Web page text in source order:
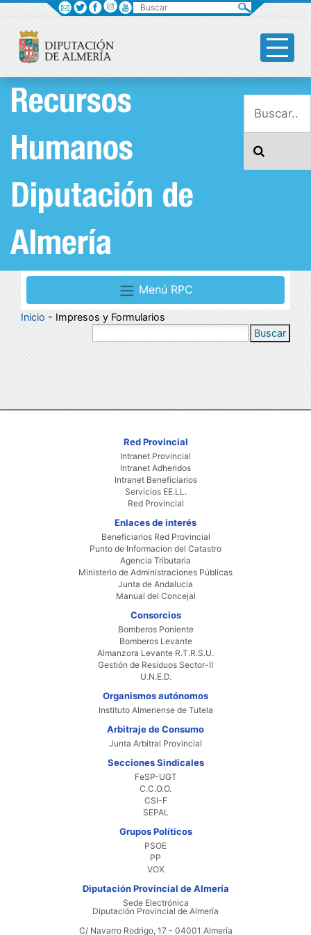
Buscar
Recursos
Humanos
Diputación de
Almería
Menú RPC
Inicio - Impresos y Formularios
Buscar
Red Provincial
Intranet Provincial
Intranet Adheridos
Intranet Beneficiarios
Servicios EE.LL.
Red Provincial
Enlaces de interés
Beneficiarios Red Provincial
Punto de Informacion del Catastro
Agencia Tributaria
Ministerio de Administraciones Públicas
Junta de Andalucia
Manual del Concejal
Consorcios
Bomberos Poniente
Bomberos Levante
Almanzora Levante R.T.R.S.U.
Gestión de Residuos Sector-II
U.N.E.D.
Organismos autónomos
Instituto Almeriense de Tutela
Arbitraje de Consumo
Junta Arbitral Provincial
Secciones Sindicales
FeSP-UGT
C.C.O.O.
CSI-F
SEPAL
Grupos Políticos
PSOE
PP
VOX
Diputación Provincial de Almería
Sede Electrónica
Diputación Provincial de Almería
C/ Navarro Rodrigo, 17 - 04001 Almería